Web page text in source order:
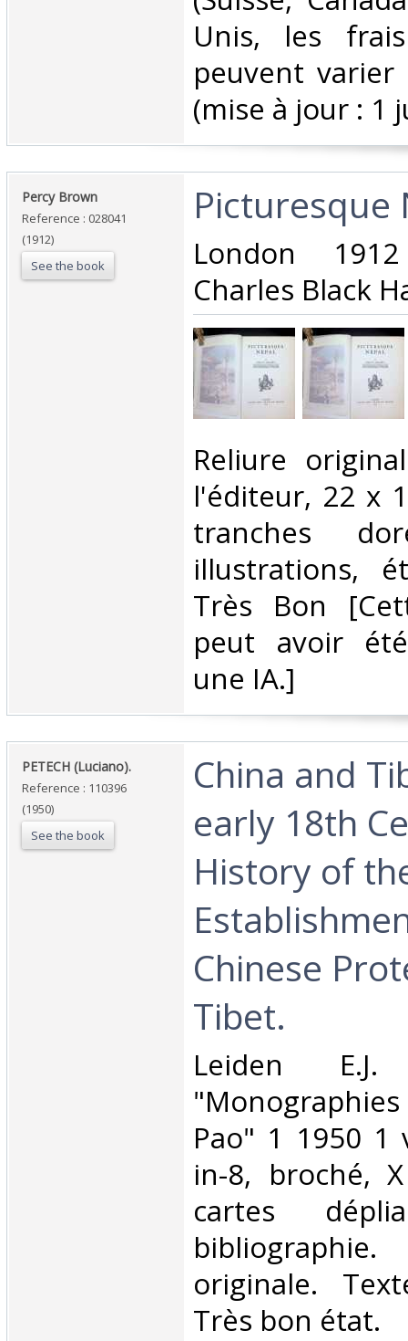
Unis, les
peuvent
(mise à jour : 1
‎Percy Brown‎
Reference : 028041
(1912)
See the book
‎Picturesque
‎London
Charles Black
‎Reliure
l'éditeur, 22 x
tranches
illustrations,
Très Bon
peut avoir
une IA.]‎
‎PETECH (Luciano).‎
Reference : 110396
(1950)
See the book
‎China and
early 18th
History of
Chinese
Tibet.‎
‎Leiden
Pao" 1 1950 1
in-8, broché,
cartes
originale.
Très bon état.‎